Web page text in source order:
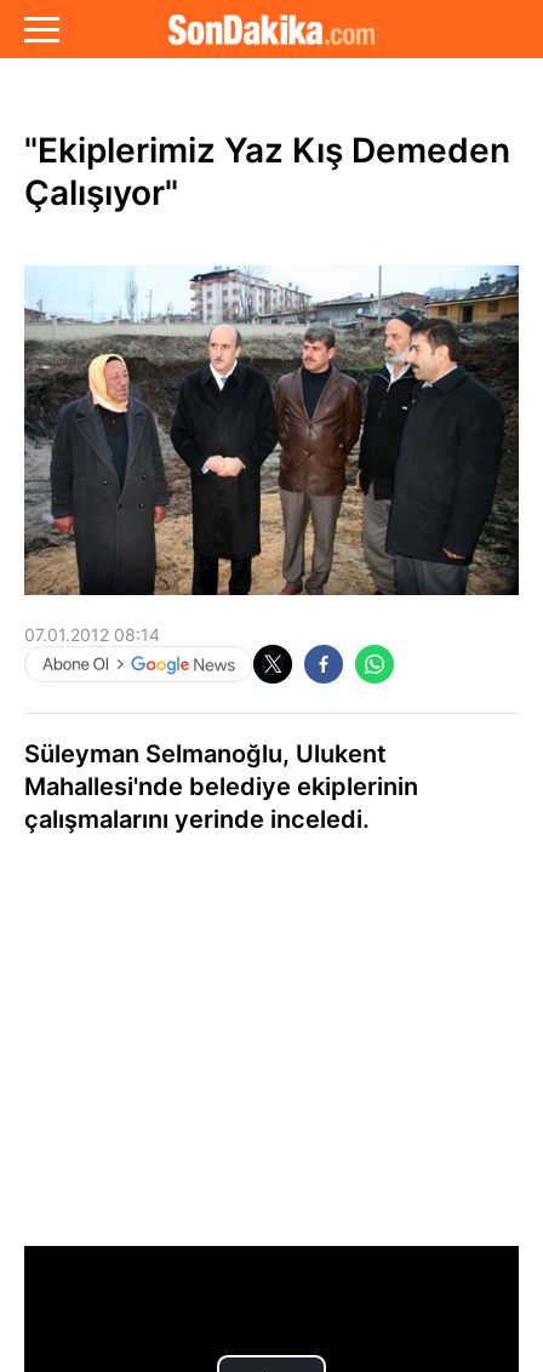
"Ekiplerimiz Yaz Kış Demeden
Çalışıyor"
07.01.2012 08:14
Süleyman Selmanoğlu, Ulukent
Mahallesi'nde belediye ekiplerinin
çalışmalarını yerinde inceledi.